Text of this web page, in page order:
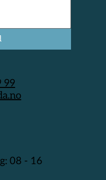
08 - 16
99